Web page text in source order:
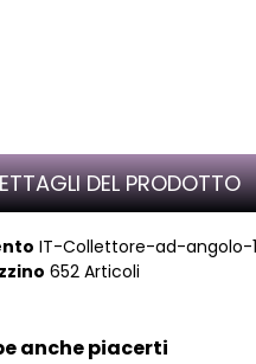
DEL PRODOTTO
IT-Collettore-ad-angolo-
652 Articoli
anche piacerti